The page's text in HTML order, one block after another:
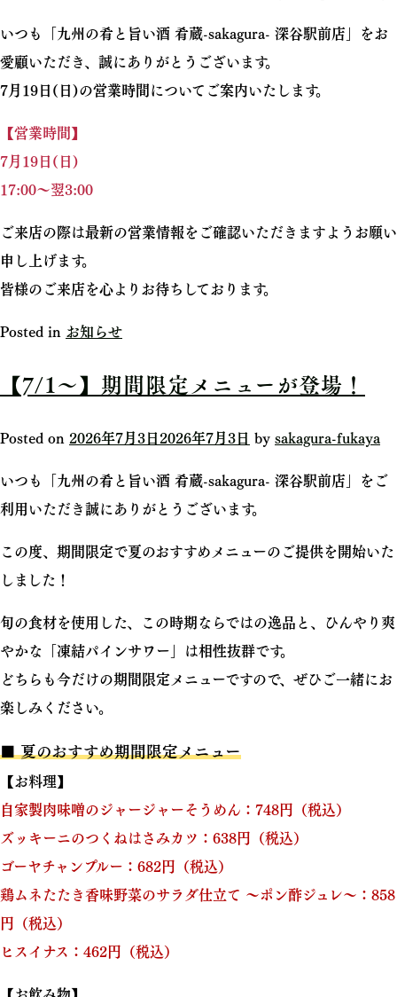
いつも「九州の肴と旨い酒 肴蔵-sakagura- 深谷駅前店」をお
愛顧いただき、誠にありがとうございます。
7月19日(日)の営業時間についてご案内いたします。
【営業時間】
7月19日(日)
17:00～翌3:00
ご来店の際は最新の営業情報をご確認いただきますようお願い
申し上げます。
皆様のご来店を心よりお待ちしております。
Posted in お知らせ
【7/1～】期間限定メニューが登場！
Posted on 2026年7月3日 2026年7月3日 by sakagura-fukaya
いつも「九州の肴と旨い酒 肴蔵-sakagura- 深谷駅前店」をご
利用いただき誠にありがとうございます。
この度、期間限定で夏のおすすめメニューのご提供を開始いた
しました！
旬の食材を使用した、この時期ならではの逸品と、ひんやり爽
やかな「凍結パインサワー」は相性抜群です。
どちらも今だけの期間限定メニューですので、ぜひご一緒にお
楽しみください。
■ 夏のおすすめ期間限定メニュー
【お料理】
自家製肉味噌のジャージャーそうめん：748円（税込）
ズッキーニのつくねはさみカツ：638円（税込）
ゴーヤチャンプルー：682円（税込）
鶏ムネたたき香味野菜のサラダ仕立て ～ポン酢ジュレ～：858
円（税込）
ヒスイナス：462円（税込）